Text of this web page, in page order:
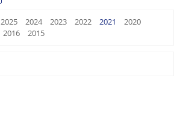
2025 2024 2023 2022 2021
2020
2016 2015